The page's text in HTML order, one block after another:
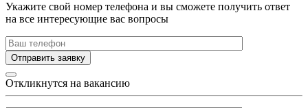
Укажите свой номер телефона и вы сможете получить ответ
на все интересующие вас вопросы
Отправить заявку
Откликнутся на вакансию